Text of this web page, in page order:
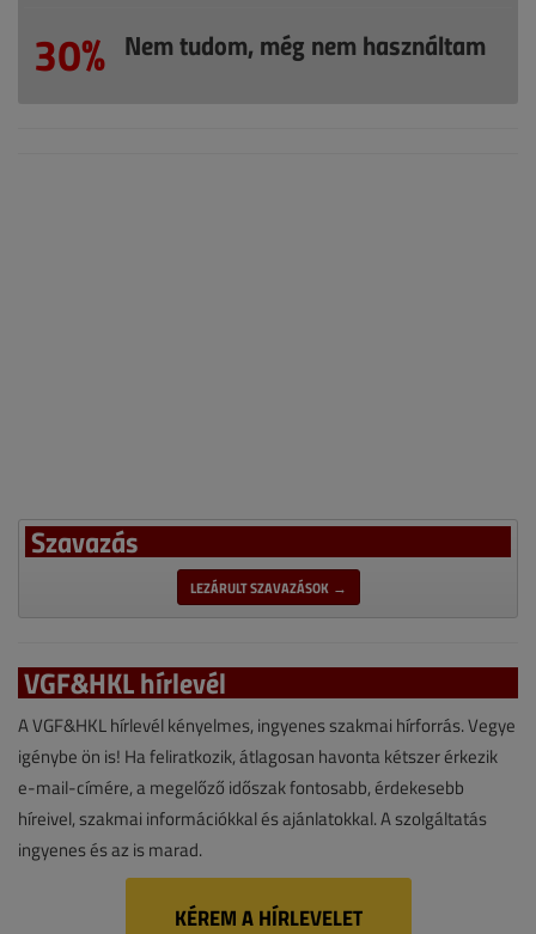
30% Nem tudom, még nem használtam
Szavazás
LEZÁRULT SZAVAZÁSOK →
VGF&HKL hírlevél
A VGF&HKL hírlevél kényelmes, ingyenes szakmai hírforrás. Vegye
igénybe ön is! Ha feliratkozik, átlagosan havonta kétszer érkezik
e-mail-címére, a megelőző időszak fontosabb, érdekesebb
híreivel, szakmai információkkal és ajánlatokkal. A szolgáltatás
ingyenes és az is marad.
KÉREM A HÍRLEVELET